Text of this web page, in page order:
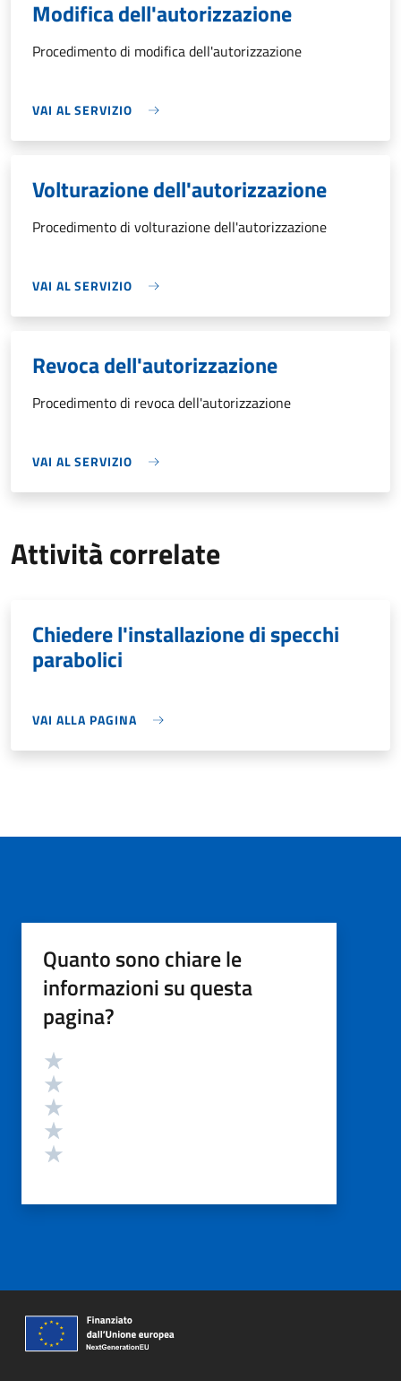
Modifica dell'autorizzazione
Procedimento di modifica dell'autorizzazione
VAI AL SERVIZIO
Volturazione dell'autorizzazione
Procedimento di volturazione dell'autorizzazione
VAI AL SERVIZIO
Revoca dell'autorizzazione
Procedimento di revoca dell'autorizzazione
VAI AL SERVIZIO
Attività correlate
Chiedere l'installazione di specchi
parabolici
VAI ALLA PAGINA
Quanto sono chiare le
informazioni su questa
pagina?
Valutazione